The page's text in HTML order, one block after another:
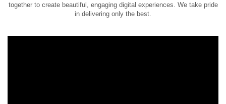
together to create beautiful, engaging digital experiences. We take pride
in delivering only the best.